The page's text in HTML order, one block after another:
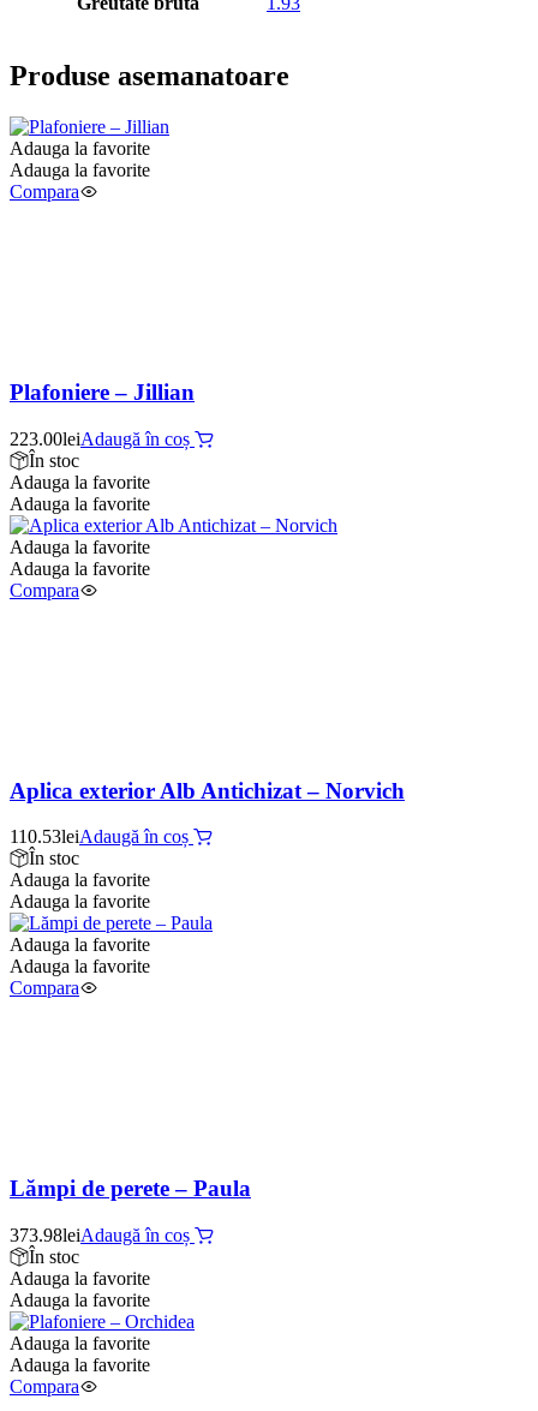
Produse asemanatoare
Adauga la favorite
Adauga la favorite
Compara
Plafoniere – Jillian
223.00leiAdaugă în coș
În stoc
Adauga la favorite
Adauga la favorite
Adauga la favorite
Adauga la favorite
Compara
Aplica exterior Alb Antichizat – Norvich
110.53leiAdaugă în coș
În stoc
Adauga la favorite
Adauga la favorite
Adauga la favorite
Adauga la favorite
Compara
Lămpi de perete – Paula
373.98leiAdaugă în coș
În stoc
Adauga la favorite
Adauga la favorite
Adauga la favorite
Adauga la favorite
Compara